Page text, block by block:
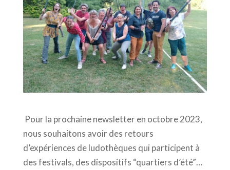
Pour la prochaine newsletter en octobre 2023,
nous souhaitons avoir des retours
d’expériences de ludothèques qui participent à
des festivals, des dispositifs “quartiers d’été”…